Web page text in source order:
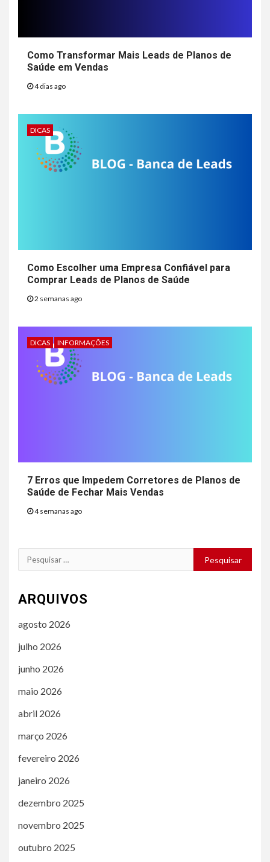
Como Transformar Mais Leads de Planos de
Saúde em Vendas
4 dias ago
DICAS
Como Escolher uma Empresa Confiável para
Comprar Leads de Planos de Saúde
2 semanas ago
DICAS INFORMAÇÕES
7 Erros que Impedem Corretores de Planos de
Saúde de Fechar Mais Vendas
4 semanas ago
Pesquisar
por:
ARQUIVOS
agosto 2026
julho 2026
junho 2026
maio 2026
abril 2026
março 2026
fevereiro 2026
janeiro 2026
dezembro 2025
novembro 2025
outubro 2025